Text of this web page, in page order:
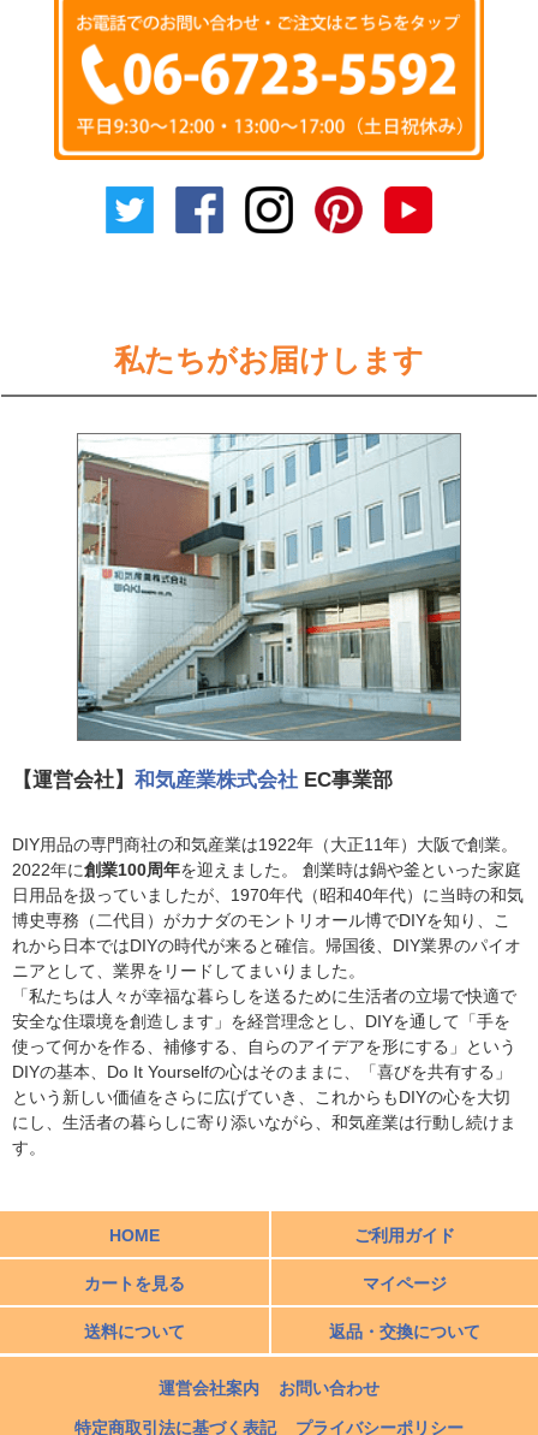
私たちがお届けします
【運営会社】 和気産業株式会社 EC事業部
DIY用品の専門商社の和気産業は1922年（大正11年）大阪で創業。
2022年に創業100周年を迎えました。 創業時は鍋や釜といった家庭
日用品を扱っていましたが、1970年代（昭和40年代）に当時の和気
博史専務（二代目）がカナダのモントリオール博でDIYを知り、こ
れから日本ではDIYの時代が来ると確信。帰国後、DIY業界のパイオ
ニアとして、業界をリードしてまいりました。
「私たちは人々が幸福な暮らしを送るために生活者の立場で快適で
安全な住環境を創造します」を経営理念とし、DIYを通して「手を
使って何かを作る、補修する、自らのアイデアを形にする」という
DIYの基本、Do It Yourselfの心はそのままに、「喜びを共有する」
という新しい価値をさらに広げていき、これからもDIYの心を大切
にし、生活者の暮らしに寄り添いながら、和気産業は行動し続けま
す。
HOME ご利用ガイド
カートを見る マイページ
送料について 返品・交換について
運営会社案内 お問い合わせ
特定商取引法に基づく表記 プライバシーポリシー